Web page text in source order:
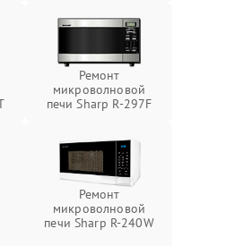
Ремонт
микроволновой
печи Sharp R-297F
Ремонт
микроволновой
печи Sharp R-240W